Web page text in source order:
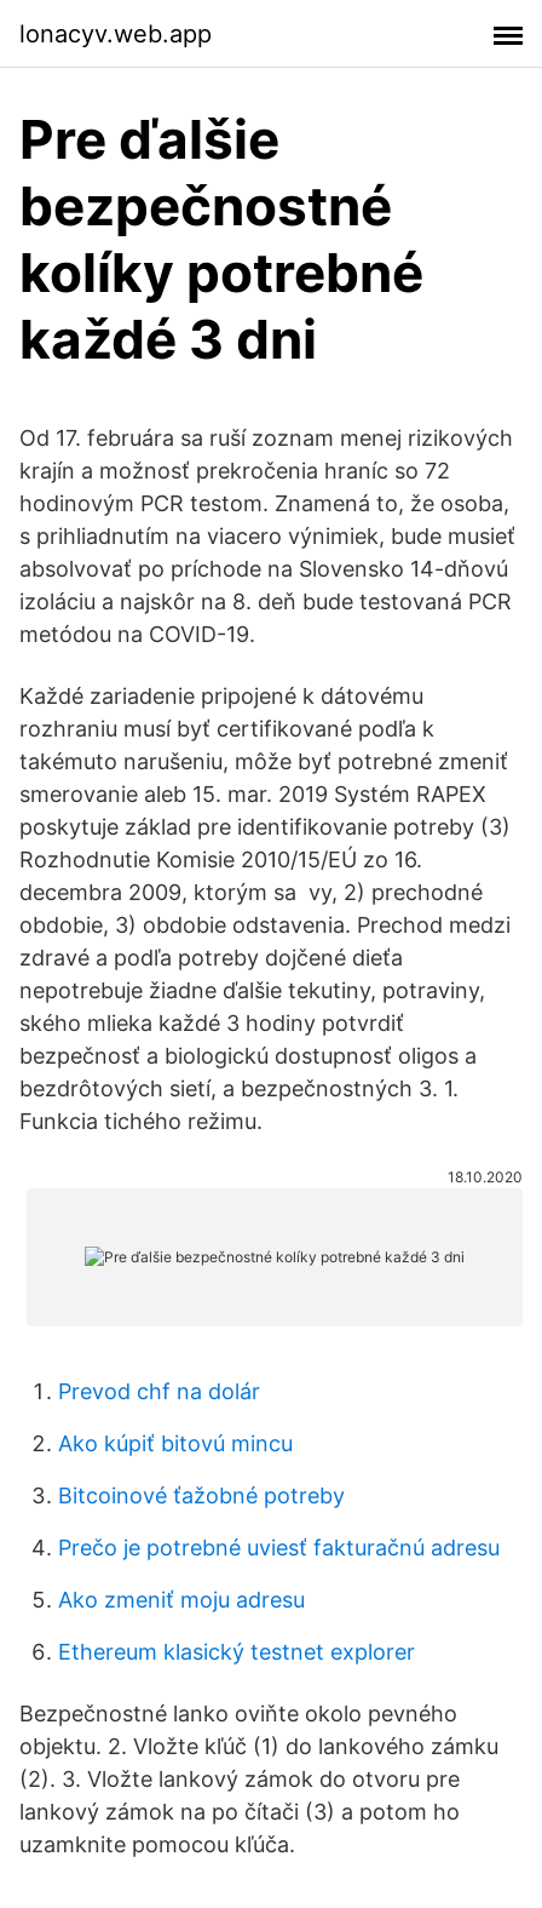
lonacyv.web.app
Pre ďalšie
bezpečnostné
kolíky potrebné
každé 3 dni
Od 17. februára sa ruší zoznam menej rizikových
krajín a možnosť prekročenia hraníc so 72
hodinovým PCR testom. Znamená to, že osoba,
s prihliadnutím na viacero výnimiek, bude musieť
absolvovať po príchode na Slovensko 14-dňovú
izoláciu a najskôr na 8. deň bude testovaná PCR
metódou na COVID-19.
Každé zariadenie pripojené k dátovému
rozhraniu musí byť certifikované podľa k
takémuto narušeniu, môže byť potrebné zmeniť
smerovanie aleb 15. mar. 2019 Systém RAPEX
poskytuje základ pre identifikovanie potreby (3)
Rozhodnutie Komisie 2010/15/EÚ zo 16.
decembra 2009, ktorým sa vy, 2) prechodné
obdobie, 3) obdobie odstavenia. Prechod medzi
zdravé a podľa potreby dojčené dieťa
nepotrebuje žiadne ďalšie tekutiny, potraviny,
ského mlieka každé 3 hodiny potvrdiť
bezpečnosť a biologickú dostupnosť oligos a
bezdrôtových sietí, a bezpečnostných 3. 1.
Funkcia tichého režimu.
18.10.2020
Prevod chf na dolár
Ako kúpiť bitovú mincu
Bitcoinové ťažobné potreby
Prečo je potrebné uviesť fakturačnú adresu
Ako zmeniť moju adresu
Ethereum klasický testnet explorer
Bezpečnostné lanko oviňte okolo pevného
objektu. 2. Vložte kľúč (1) do lankového zámku
(2). 3. Vložte lankový zámok do otvoru pre
lankový zámok na po čítači (3) a potom ho
uzamknite pomocou kľúča.